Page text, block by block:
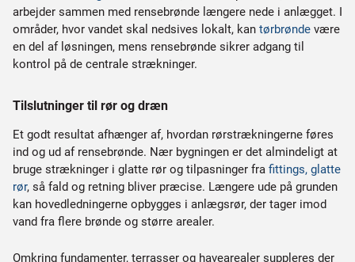
arbejder sammen med rensebrønde længere nede i anlægget. I
områder, hvor vandet skal nedsives lokalt, kan tørbrønde være
en del af løsningen, mens rensebrønde sikrer adgang til
kontrol på de centrale strækninger.
Tilslutninger til rør og dræn
Et godt resultat afhænger af, hvordan rørstrækningerne føres
ind og ud af rensebrønde. Nær bygningen er det almindeligt at
bruge strækninger i glatte rør og tilpasninger fra fittings, glatte
rør, så fald og retning bliver præcise. Længere ude på grunden
kan hovedledningerne opbygges i anlægsrør, der tager imod
vand fra flere brønde og større arealer.
Omkring fundamenter, terrasser og havearealer suppleres der